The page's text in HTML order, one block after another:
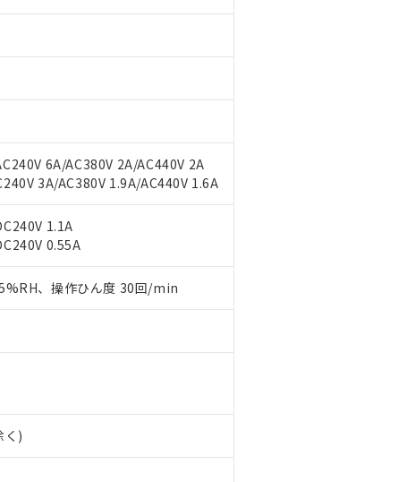
6A/AC380V 2A/AC440V 2A
3A/AC380V 1.9A/AC440V 1.6A
1.1A
0.55A
、操作ひん度 30回/min
く)
利用ください。
載している更新日時点での社内データに基づき作成されるも
様のお取引先、またはお客様担当のオムロン制御機器販売店・
点は「 販売ネットワーク
」をご確認ください。
ス）をご利用いただくには、I-Webメンバーズにご登録され
録された部品リストについて、当社および当社の共同利用者
様との取引・商談に必要な範囲で利用することをご了承くだ
ミウム(Cd) 100ppm以下、
1000ppm以下
的な使用がないことを確認しています。
ができます。
もので、過去に遡って非含有を証明するものではありません。
質の対応では、対応完了までの期間は出荷製品に未対応品が
おりました。
いることから、特段のことがない限り、2022年1月12日よ
基準値以下であることを示します。
準値を超えていることを示します。
合わせください。
ル類) : 1000ppm、 PBDEs(ポリ臭化ジフェニルエーテル類) : 1000ppm、
値以下であることを示します。
が外部に漏えいし、環境に深刻な影響を及ぼさない年数を意
合わせください。
は、日本国政府の輸出許可(または役務取引許可)を取得する
に破砕するなど、違法に輸出されないよう必要な手段を講じ
化学兵器、生物兵器またはその他武器並びにこれらの製造装
合は、上記1、2および3の内容を当該第三者に通知します。
関係者が違法に輸出するおそれがある場合は、取り引きをい
キャンセル
は、お客様のお取引先、またはお客様担当のオムロン制御
ください)
報を公開していない機種